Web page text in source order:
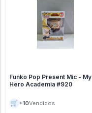
Funko Pop Present Mic - My
Hero Academia #920
🛒 +10Vendidos